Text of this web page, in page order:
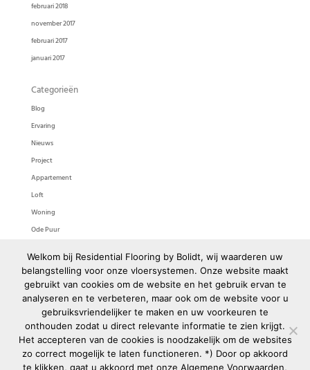
februari 2018
november 2017
februari 2017
januari 2017
Categorieën
Blog
Ervaring
Nieuws
Project
Appartement
Loft
Woning
Ode Puur
Bolidtop 525
Meta
Login
Berichten feed
Reacties feed
WordPress.org
Welkom bij Residential Flooring by Bolidt, wij waarderen uw
belangstelling voor onze vloersystemen. Onze website maakt
gebruikt van cookies om de website en het gebruik ervan te
analyseren en te verbeteren, maar ook om de website voor u
gebruiksvriendelijker te maken en uw voorkeuren te
onthouden zodat u direct relevante informatie te zien krijgt.
Het accepteren van de cookies is noodzakelijk om de websites
zo correct mogelijk te laten functioneren. *) Door op akkoord
te klikken, gaat u akkoord met onze Algemene Voorwaarden,